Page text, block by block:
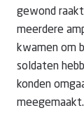
gewond
meerdere
kwamen om
soldaten
konden